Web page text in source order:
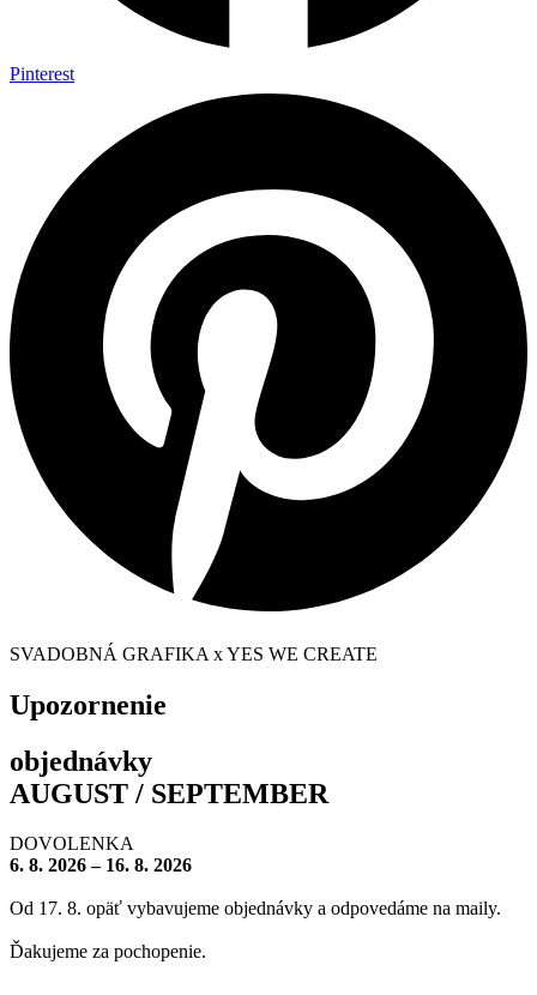
Pinterest
SVADOBNÁ GRAFIKA x YES WE CREATE
Upozornenie
objednávky
AUGUST / SEPTEMBER
DOVOLENKA
6. 8. 2026 – 16. 8. 2026
Od 17. 8. opäť vybavujeme objednávky a odpovedáme na maily.
Ďakujeme za pochopenie.